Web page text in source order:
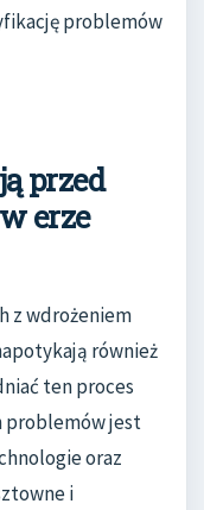
problemów
przed
erze
z wdrożeniem
również
ten proces
problemów jest
oraz
i